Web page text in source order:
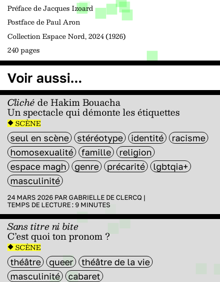
Préface de Jacques Izoard
Postface de Paul Aron
Collection Espace Nord, 2024 (1926)
240 pages
Voir aussi...
Cliché de Hakim Bouacha
Un spectacle qui démonte les étiquettes
SCÈNE
seul en scène stéréotype identité
racisme
homosexualité
famille
religion
espace magh
genre précarité
lgbtqia+
masculinité
24 MARS 2026 PARGABRIELLE DE CLERCQ |
TEMPS DE LECTURE : 9 MINUTES
Sans titre ni bite
C’est quoi ton pronom ?
SCÈNE
théâtre queer
théâtre de la vie
masculinité
cabaret